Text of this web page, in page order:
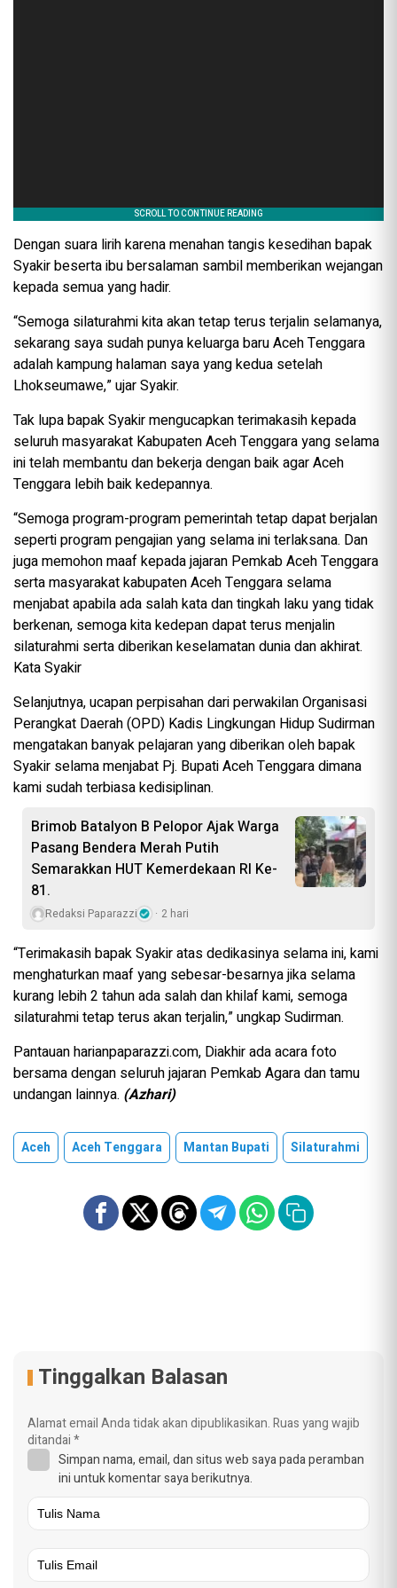
Dengan suara lirih karena menahan tangis kesedihan bapak
Syakir beserta ibu bersalaman sambil memberikan wejangan
kepada semua yang hadir.
“Semoga silaturahmi kita akan tetap terus terjalin selamanya,
sekarang saya sudah punya keluarga baru Aceh Tenggara
adalah kampung halaman saya yang kedua setelah
Lhokseumawe,” ujar Syakir.
Tak lupa bapak Syakir mengucapkan terimakasih kepada
seluruh masyarakat Kabupaten Aceh Tenggara yang selama
ini telah membantu dan bekerja dengan baik agar Aceh
Tenggara lebih baik kedepannya.
“Semoga program-program pemerintah tetap dapat berjalan
seperti program pengajian yang selama ini terlaksana. Dan
juga memohon maaf kepada jajaran Pemkab Aceh Tenggara
serta masyarakat kabupaten Aceh Tenggara selama
menjabat apabila ada salah kata dan tingkah laku yang tidak
berkenan, semoga kita kedepan dapat terus menjalin
silaturahmi serta diberikan keselamatan dunia dan akhirat.
Kata Syakir
Selanjutnya, ucapan perpisahan dari perwakilan Organisasi
Perangkat Daerah (OPD) Kadis Lingkungan Hidup Sudirman
mengatakan banyak pelajaran yang diberikan oleh bapak
Syakir selama menjabat Pj. Bupati Aceh Tenggara dimana
kami sudah terbiasa kedisiplinan.
Brimob Batalyon B Pelopor Ajak Warga
Pasang Bendera Merah Putih
Semarakkan HUT Kemerdekaan RI Ke-
81.
Redaksi Paparazzi 2 hari
“Terimakasih bapak Syakir atas dedikasinya selama ini, kami
menghaturkan maaf yang sebesar-besarnya jika selama
kurang lebih 2 tahun ada salah dan khilaf kami, semoga
silaturahmi tetap terus akan terjalin,” ungkap Sudirman.
Pantauan harianpaparazzi.com, Diakhir ada acara foto
bersama dengan seluruh jajaran Pemkab Agara dan tamu
undangan lainnya. (Azhari)
Aceh Aceh Tenggara Mantan Bupati Silaturahmi
Tinggalkan Balasan
Alamat email Anda tidak akan dipublikasikan.Ruas yang wajib
ditandai*
Simpan nama, email, dan situs web saya pada peramban
ini untuk komentar saya berikutnya.